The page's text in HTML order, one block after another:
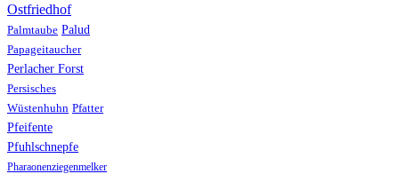
Ostfriedhof
Palmtaube Palud
Papageitaucher
Perlacher Forst
Persisches
Wüstenhuhn Pfatter
Pfeifente
Pfuhlschnepfe
Pharaonenziegenmelker